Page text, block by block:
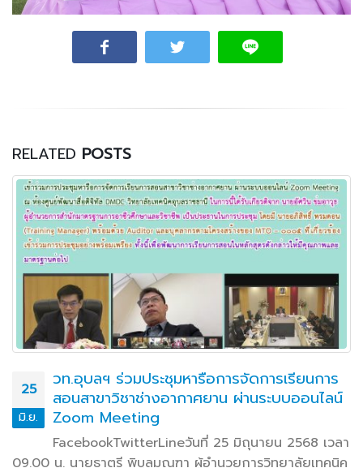
RELATED POSTS
25
มิ.ย.
วท.อุบลฯ ร่วมประชุมหารือการจัดการเรียนการ
สอนสาขาวิชาช่างอากาศยาน ผ่านระบบออนไลน์
Zoom Meeting
FacebookTwitterLineวันที่ 25 มิถุนายน 2568 เวลา
09.00 น. นายธาตรี พิบูลมณฑา ผู้อำนวยการวิทยาลัยเทคนิค